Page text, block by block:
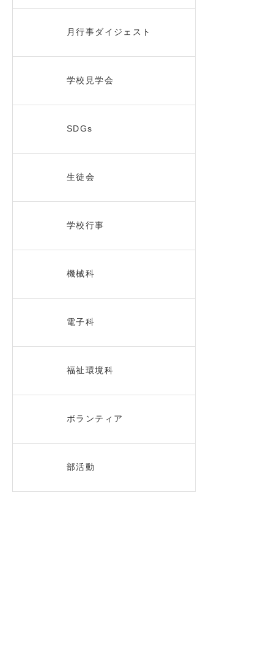
月行事ダイジェスト
学校見学会
SDGs
生徒会
学校行事
機械科
電子科
福祉環境科
ボランティア
部活動